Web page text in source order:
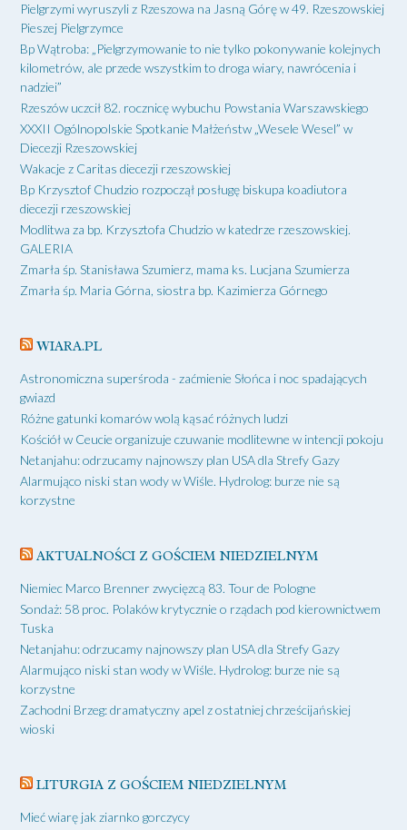
Pielgrzymi wyruszyli z Rzeszowa na Jasną Górę w 49. Rzeszowskiej
Pieszej Pielgrzymce
Bp Wątroba: „Pielgrzymowanie to nie tylko pokonywanie kolejnych
kilometrów, ale przede wszystkim to droga wiary, nawrócenia i
nadziei”
Rzeszów uczcił 82. rocznicę wybuchu Powstania Warszawskiego
XXXII Ogólnopolskie Spotkanie Małżeństw „Wesele Wesel” w
Diecezji Rzeszowskiej
Wakacje z Caritas diecezji rzeszowskiej
Bp Krzysztof Chudzio rozpoczął posługę biskupa koadiutora
diecezji rzeszowskiej
Modlitwa za bp. Krzysztofa Chudzio w katedrze rzeszowskiej.
GALERIA
Zmarła śp. Stanisława Szumierz, mama ks. Lucjana Szumierza
Zmarła śp. Maria Górna, siostra bp. Kazimierza Górnego
WIARA.PL
Astronomiczna superśroda - zaćmienie Słońca i noc spadających
gwiazd
Różne gatunki komarów wolą kąsać różnych ludzi
Kościół w Ceucie organizuje czuwanie modlitewne w intencji pokoju
Netanjahu: odrzucamy najnowszy plan USA dla Strefy Gazy
Alarmująco niski stan wody w Wiśle. Hydrolog: burze nie są
korzystne
AKTUALNOŚCI Z GOŚCIEM NIEDZIELNYM
Niemiec Marco Brenner zwycięzcą 83. Tour de Pologne
Sondaż: 58 proc. Polaków krytycznie o rządach pod kierownictwem
Tuska
Netanjahu: odrzucamy najnowszy plan USA dla Strefy Gazy
Alarmująco niski stan wody w Wiśle. Hydrolog: burze nie są
korzystne
Zachodni Brzeg: dramatyczny apel z ostatniej chrześcijańskiej
wioski
LITURGIA Z GOŚCIEM NIEDZIELNYM
Mieć wiarę jak ziarnko gorczycy